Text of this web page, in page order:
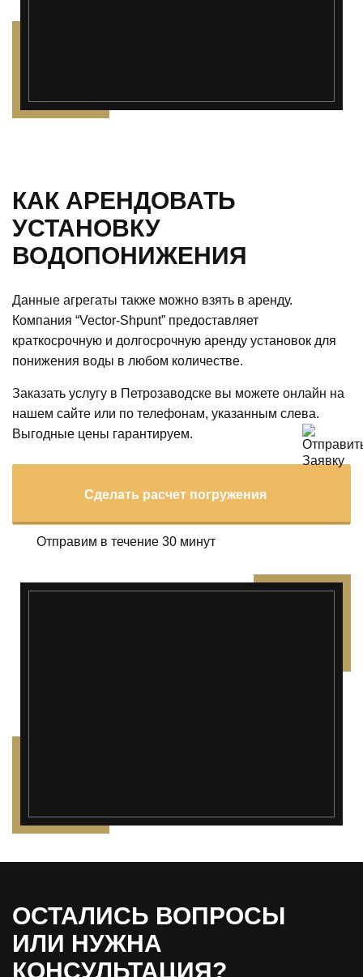
");">
КАК АРЕНДОВАТЬ
УСТАНОВКУ
ВОДОПОНИЖЕНИЯ
Данные агрегаты также можно взять в аренду.
Компания “Vector-Shpunt” предоставляет
краткосрочную и долгосрочную аренду установок для
понижения воды в любом количестве.
Заказать услугу в Петрозаводске вы можете онлайн на
нашем сайте или по телефонам, указанным слева.
Выгодные цены гарантируем.
Сделать расчет погружения
Отправим в течение 30 минут
");">
ОСТАЛИСЬ ВОПРОСЫ
ИЛИ НУЖНА
КОНСУЛЬТАЦИЯ?